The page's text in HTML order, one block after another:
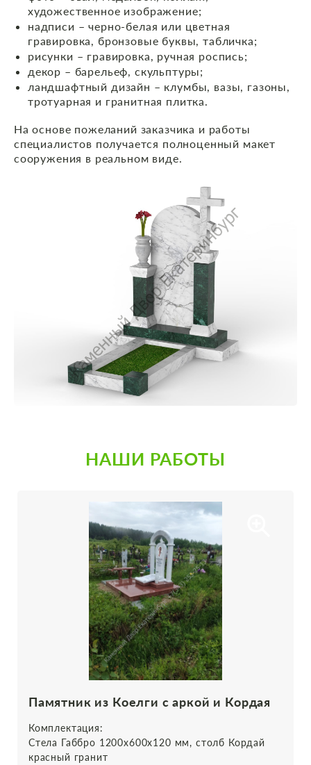
художественное изображение;
надписи – черно-белая или цветная
гравировка, бронзовые буквы, табличка;
рисунки – гравировка, ручная роспись;
декор – барельеф, скульптуры;
ландшафтный дизайн – клумбы, вазы, газоны,
тротуарная и гранитная плитка.
На основе пожеланий заказчика и работы
специалистов получается полноценный макет
сооружения в реальном виде.
НАШИ РАБОТЫ
Памятник из Коелги с аркой и Кордая
Комплектация:
Стела Габбро 1200х600х120 мм, столб Кордай
красный гранит